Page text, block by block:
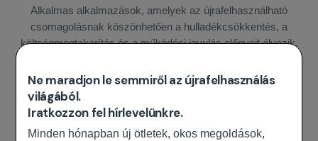
Ne maradjon le semmiről az újrafelhasználás
világából.
Iratkozzon fel hírlevelünkre.
Minden hónapban új ötletek, okos megoldások,
Alkalmas alkalmazások, amelyek az újrafelhasználható
csomagolásnak köszönhetően a hulladékcsökkentés, a
költségmegtakarítás és a működési javulás előnyeit élvezik.
Kimenő logisztika
Alkatrészek forgalmazása